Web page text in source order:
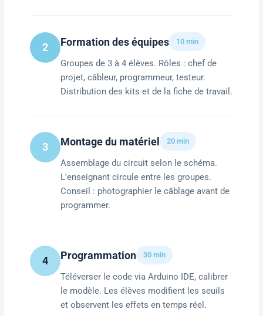
2 Formation des équipes 10 min
Groupes de 3 à 4 élèves. Rôles : chef de
projet, câbleur, programmeur, testeur.
Distribution des kits et de la fiche de travail.
3 Montage du matériel 20 min
Assemblage du circuit selon le schéma.
L'enseignant circule entre les groupes.
Conseil : photographier le câblage avant de
programmer.
4 Programmation 30 min
Téléverser le code via Arduino IDE, calibrer
le modèle. Les élèves modifient les seuils
et observent les effets en temps réel.